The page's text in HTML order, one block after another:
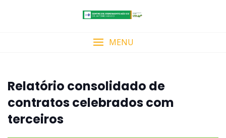
MENU
Relatório consolidado de
contratos celebrados com
terceiros